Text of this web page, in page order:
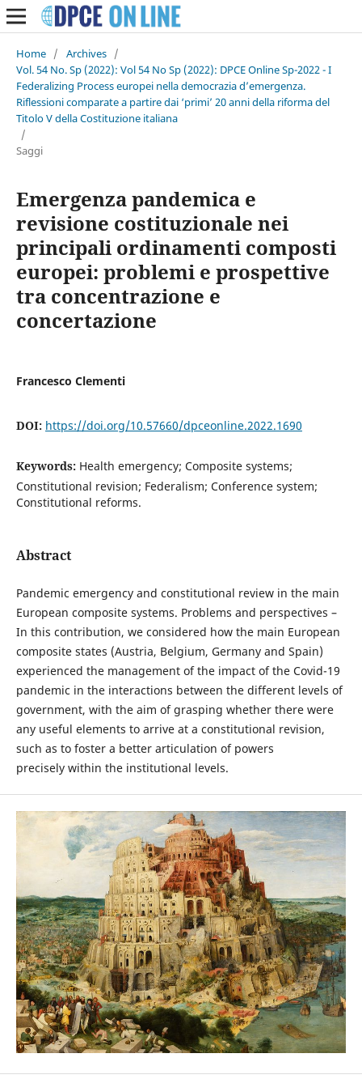
Home / Archives /
Vol. 54 No. Sp (2022): Vol 54 No Sp (2022): DPCE Online Sp-2022 - I
Federalizing Process europei nella democrazia d’emergenza.
Riflessioni comparate a partire dai ‘primi’ 20 anni della riforma del
Titolo V della Costituzione italiana
/
Saggi
Emergenza pandemica e
revisione costituzionale nei
principali ordinamenti composti
europei: problemi e prospettive
tra concentrazione e
concertazione
Francesco Clementi
DOI: https://doi.org/10.57660/dpceonline.2022.1690
Keywords: Health emergency; Composite systems;
Constitutional revision; Federalism; Conference system;
Constitutional reforms.
Abstract
Pandemic emergency and constitutional review in the main
European composite systems. Problems and perspectives –
In this contribution, we considered how the main European
composite states (Austria, Belgium, Germany and Spain)
experienced the management of the impact of the Covid-19
pandemic in the interactions between the different levels of
government, with the aim of grasping whether there were
any useful elements to arrive at a constitutional revision,
such as to foster a better articulation of powers
precisely within the institutional levels.